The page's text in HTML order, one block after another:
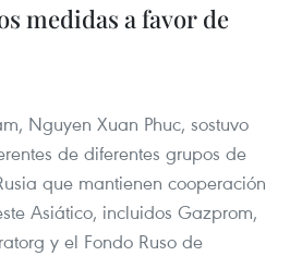
medidas a favor de
Nguyen Xuan Phuc, sostuvo
de diferentes grupos de
que mantienen cooperación
Asiático, incluidos Gazprom,
y el Fondo Ruso de